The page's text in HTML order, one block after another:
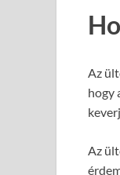
Az
hogy
Az